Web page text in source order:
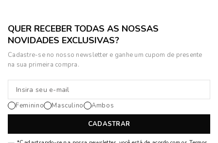
QUER RECEBER TODAS AS NOSSAS
NOVIDADES EXCLUSIVAS?
Cadastre-se no nosso newsletter e ganhe um cupom de presente
na sua primeira compra.
CADASTRAR
Feminino Masculino Ambos